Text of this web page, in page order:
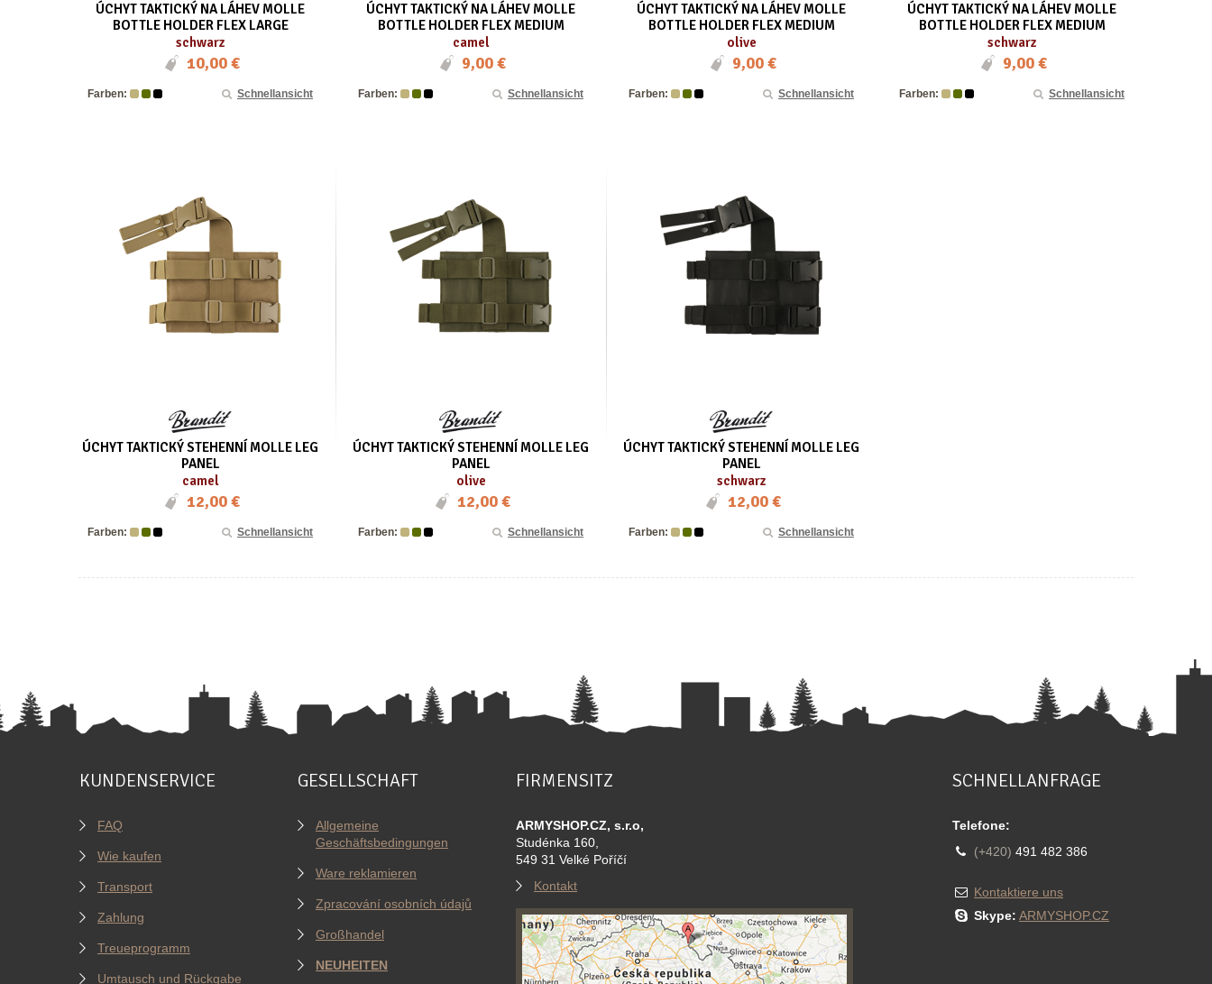
ÚCHYT TAKTICKÝ NA LÁHEV MOLLE
BOTTLE HOLDER FLEX LARGE
schwarz
10,00 €
Farben: Schnellansicht
ÚCHYT TAKTICKÝ NA LÁHEV MOLLE
BOTTLE HOLDER FLEX MEDIUM
camel
9,00 €
Farben: Schnellansicht
ÚCHYT TAKTICKÝ NA LÁHEV MOLLE
BOTTLE HOLDER FLEX MEDIUM
olive
9,00 €
Farben: Schnellansicht
ÚCHYT TAKTICKÝ NA LÁHEV MOLLE
BOTTLE HOLDER FLEX MEDIUM
schwarz
9,00 €
Farben: Schnellansicht
ÚCHYT TAKTICKÝ STEHENNÍ MOLLE LEG
PANEL
camel
12,00 €
Farben: Schnellansicht
ÚCHYT TAKTICKÝ STEHENNÍ MOLLE LEG
PANEL
olive
12,00 €
Farben: Schnellansicht
ÚCHYT TAKTICKÝ STEHENNÍ MOLLE LEG
PANEL
schwarz
12,00 €
Farben: Schnellansicht
KUNDENSERVICE
FAQ
Wie kaufen
Transport
Zahlung
Treueprogramm
Umtausch und Rückgabe
GESELLSCHAFT
Allgemeine
Geschäftsbedingungen
Ware reklamieren
Zpracování osobních údajů
Großhandel
NEUHEITEN
FIRMENSITZ
ARMYSHOP.CZ, s.r.o,
Studénka 160,
549 31 Velké Poříčí
Kontakt
SCHNELLANFRAGE
Telefone:
(+420) 491 482 386
Kontaktiere uns
Skype: ARMYSHOP.CZ